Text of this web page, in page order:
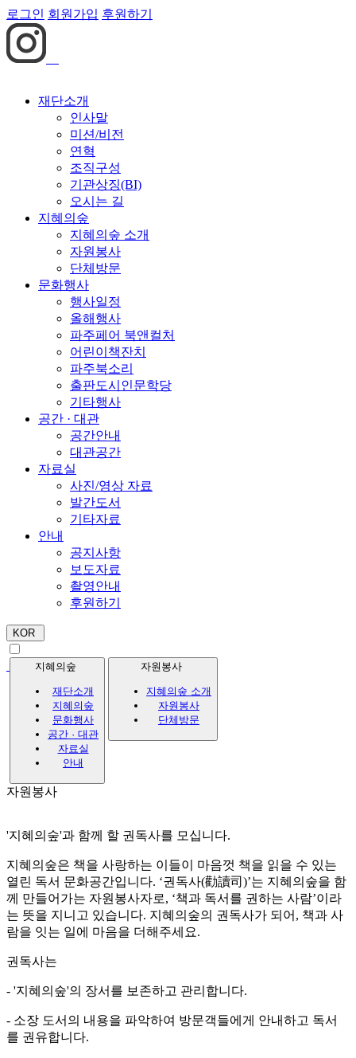
로그인 회원가입 후원하기
재단소개
인사말
미션/비전
연혁
조직구성
기관상징(BI)
오시는 길
지혜의숲
지혜의숲 소개
자원봉사
단체방문
문화행사
행사일정
올해행사
파주페어 북앤컬처
어린이책잔치
파주북소리
출판도시인문학당
기타행사
공간 · 대관
공간안내
대관공간
자료실
사진/영상 자료
발간도서
기타자료
안내
공지사항
보도자료
촬영안내
후원하기
KOR
지혜의숲
재단소개
지혜의숲
문화행사
공간 · 대관
자료실
안내
자원봉사
지혜의숲 소개
자원봉사
단체방문
자원봉사
'지혜의숲'과 함께 할 권독사를 모십니다.
지혜의숲은 책을 사랑하는 이들이 마음껏 책을 읽을 수 있는
열린 독서 문화공간입니다. ‘권독사(勸讀司)’는 지혜의숲을 함
께 만들어가는 자원봉사자로, ‘책과 독서를 권하는 사람’이라
는 뜻을 지니고 있습니다. 지혜의숲의 권독사가 되어, 책과 사
람을 잇는 일에 마음을 더해주세요.
권독사는
- '지혜의숲'의 장서를 보존하고 관리합니다.
- 소장 도서의 내용을 파악하여 방문객들에게 안내하고 독서
를 권유합니다.